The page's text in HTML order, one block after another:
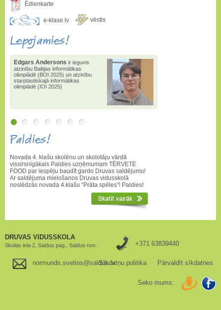
Ēdienkarte
e-klase.lv vēstis
Lepojamies!
Edgars Andersons 2025. gadā
ieguvis 1.pakāpi valsts
informātikas olimpiādē,1.vietu
valstī konkursā "Bebr[a]s" un
3.pakāpi matemātikas atklātajā
Paldies!
Novada 4. klašu skolēnu un skolotāju vārdā
vissirsnīgākais Paldies uzņēmumam TĒRVETE
FOOD par iespēju baudīt gardo Druvas saldējumu!
Ar saldējuma mielošanos Druvas vidusskolā
noslēdzās novada 4.klašu “Prāta spēles”! Paldies!
DRUVAS VIDUSSKOLA
Skolas iela 2, Saldus pag., Saldus nov. +371 63839440
normunds.svetins@saldus.lvSīkdatņu politika Pārvaldīt sīkdatnes
Seko mums: